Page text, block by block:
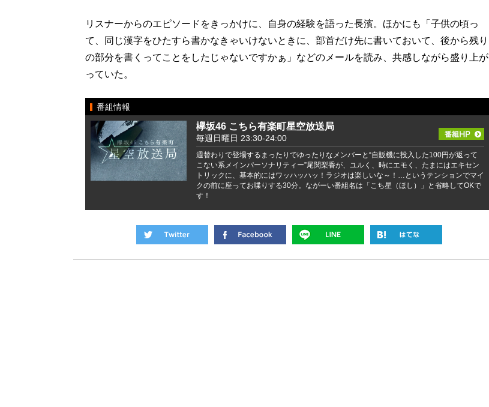
リスナーからのエピソードをきっかけに、自身の経験を語った長濱。ほかにも「子供の頃っ
て、同じ漢字をひたすら書かなきゃいけないときに、部首だけ先に書いておいて、後から残り
の部分を書くってことをしたじゃないですかぁ」などのメールを読み、共感しながら盛り上が
っていた。
番組情報
欅坂46 こちら有楽町星空放送局
毎週日曜日 23:30-24:00
週替わりで登場するまったりでゆったりなメンバーと“自販機に投入した100円が返って
こない系メインパーソナリティー”尾関梨香が、ユルく、時にエモく、たまにはエキセン
トリックに、基本的にはワッハッハッ！ラジオは楽しいな～！…というテンションでマイ
クの前に座ってお喋りする30分。ながーい番組名は「こち星（ほし）」と省略してOKで
す！